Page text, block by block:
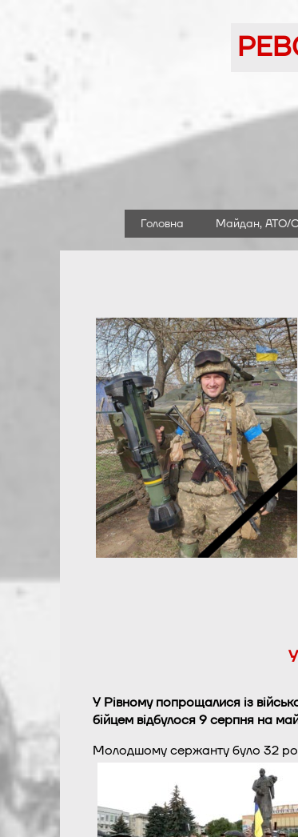
вмісту
Головна Майдан, АТО/
У Рівному попрощалися із
бійцем відбулося 9 серпня на
Молодшому сержанту було 32